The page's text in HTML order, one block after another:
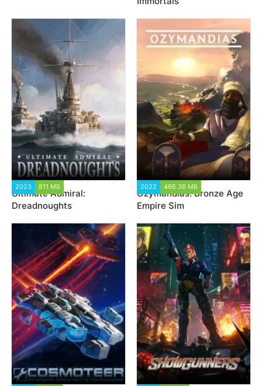
2023 811 МБ
Ultimate Admiral:
Dreadnoughts
2022 466.38 МБ
Ozymandias: Bronze Age
Empire Sim